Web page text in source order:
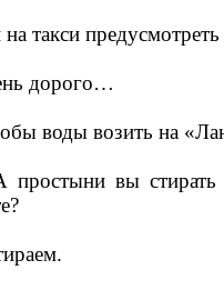
такси предусмотреть
дорого…
воды возить на
вы